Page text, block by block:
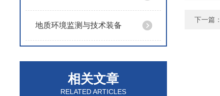
地质环境监测与技术装备
相关文章
RELATED ARTICLES
下一篇